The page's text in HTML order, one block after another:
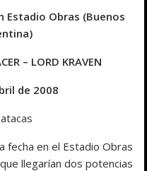
Estadio Obras (Buenos
– LORD KRAVEN
de 2008
fecha en el Estadio Obras
llegarían dos potencias